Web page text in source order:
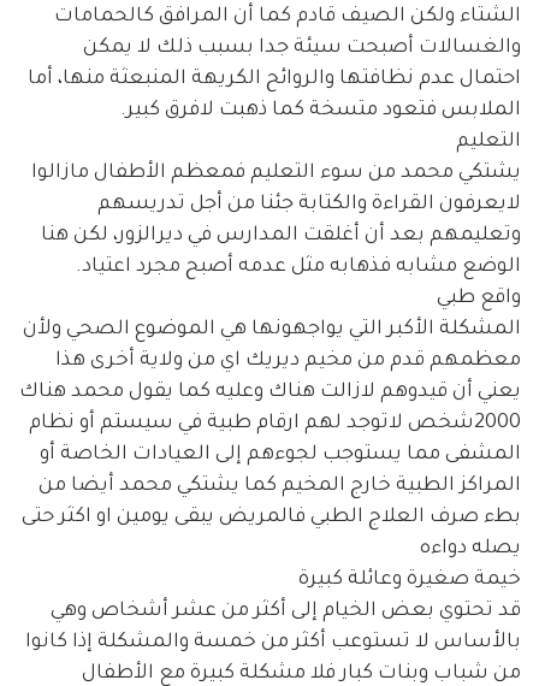
الشتاء ولكن الصيف قادم كما أن المرافق كالحمامات
والغسالات أصبحت سيئة جدا بسبب ذلك لا يمكن
احتمال عدم نظافتها والروائح الكريهة المنبعثة منها، أما
الملابس فتعود متسخة كما ذهبت لافرق كبير.
التعليم
يشتكي محمد من سوء التعليم فمعظم الأطفال مازالوا
لايعرفون القراءة والكتابة جئنا من أجل تدريسهم
وتعليمهم بعد أن أغلقت المدارس في ديرالزور، لكن هنا
الوضع مشابه فذهابه مثل عدمه أصبح مجرد اعتياد.
واقع طبي
المشكلة الأكبر التي يواجهونها هي الموضوع الصحي ولأن
معظمهم قدم من مخيم ديريك اي من ولاية أخرى هذا
يعني أن قيدوهم لازالت هناك وعليه كما يقول محمد هناك
2000شخص لاتوجد لهم ارقام طبية في سيستم أو نظام
المشفى مما يستوجب لجوءهم إلى العيادات الخاصة أو
المراكز الطبية خارج المخيم كما يشتكي محمد أيضا من
بطء صرف العلاج الطبي فالمريض يبقى يومين او اكثر حتى
يصله دواءه
خيمة صغيرة وعائلة كبيرة
قد تحتوي بعض الخيام إلى أكثر من عشر أشخاص وهي
بالأساس لا تستوعب أكثر من خمسة والمشكلة إذا كانوا
من شباب وبنات كبار فلا مشكلة كبيرة مع الأطفال